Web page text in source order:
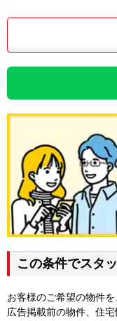
この条件でスタ
お客様のご希望の物件
広告掲載前の物件、住